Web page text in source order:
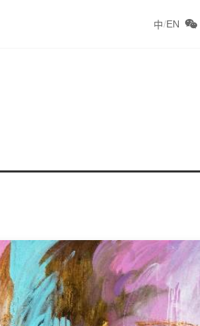
中/EN